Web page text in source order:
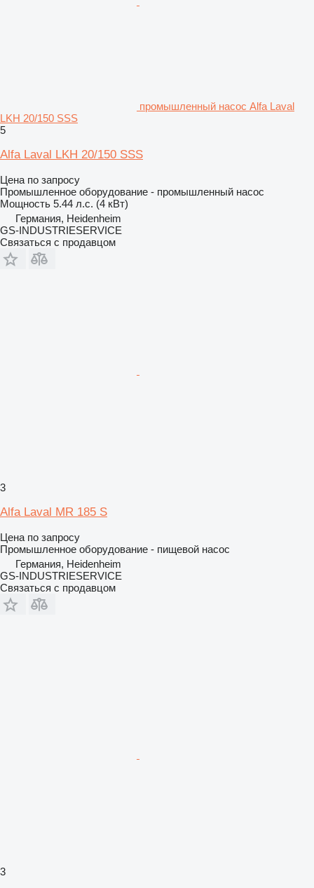
промышленный насос Alfa Laval
LKH 20/150 SSS
5
Alfa Laval LKH 20/150 SSS
Цена по запросу
Промышленное оборудование - промышленный насос
Мощность 5.44 л.с. (4 кВт)
Германия, Heidenheim
GS-INDUSTRIESERVICE
Связаться с продавцом
3
Alfa Laval MR 185 S
Цена по запросу
Промышленное оборудование - пищевой насос
Германия, Heidenheim
GS-INDUSTRIESERVICE
Связаться с продавцом
3